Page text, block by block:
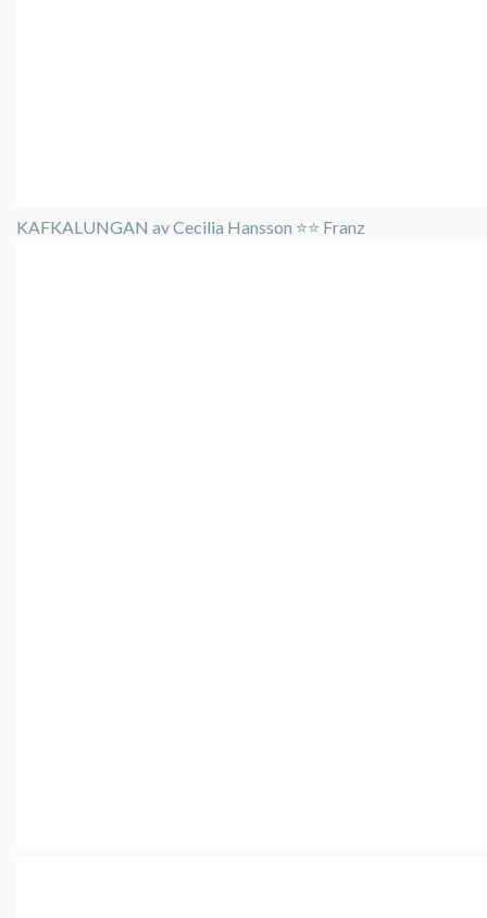
KAFKALUNGAN av Cecilia Hansson ⭐️⭐️ Franz